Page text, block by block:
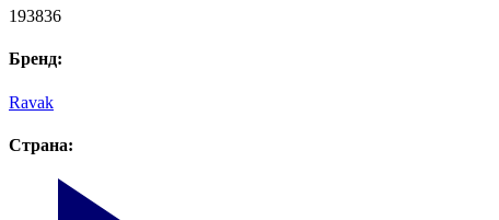
193836
Бренд:
Ravak
Страна: